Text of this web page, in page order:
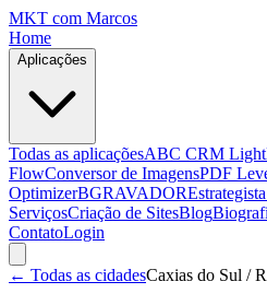
MKT com Marcos
Home
Aplicações
Todas as aplicaçõesABC CRM Light
FlowConversor de ImagensPDF
OptimizerBGRAVADOR
ServiçosCriação de SitesBlog
ContatoLogin
← Todas as cidadesCaxias do Sul /